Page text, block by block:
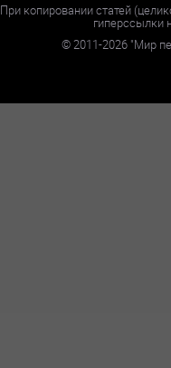
При копировании статей
гиперссылки
©2011-2026 "Мир